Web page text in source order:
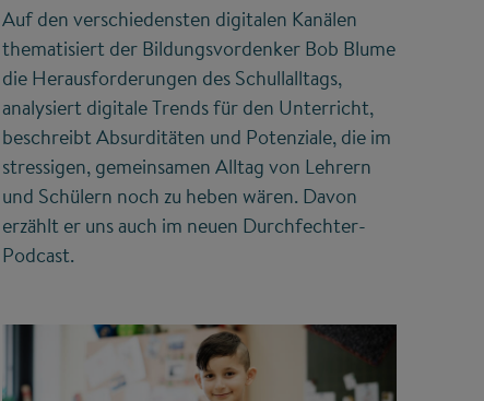
Auf den verschiedensten digitalen Kanälen
thematisiert der Bildungsvordenker Bob Blume
die Herausforderungen des Schullalltags,
analysiert digitale Trends für den Unterricht,
beschreibt Absurditäten und Potenziale, die im
stressigen, gemeinsamen Alltag von Lehrern
und Schülern noch zu heben wären. Davon
erzählt er uns auch im neuen Durchfechter-
Podcast.